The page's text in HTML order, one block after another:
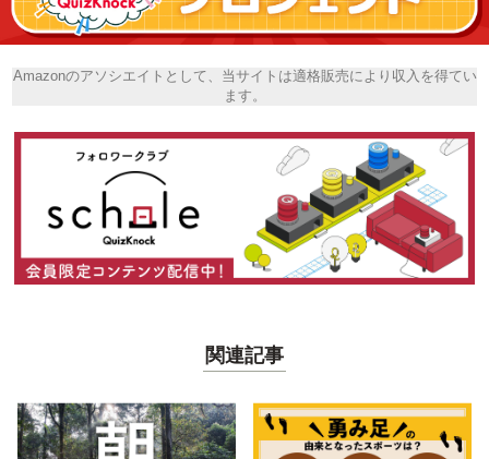
Amazonのアソシエイトとして、当サイトは適格販売により収入を得てい
ます。
関連記事